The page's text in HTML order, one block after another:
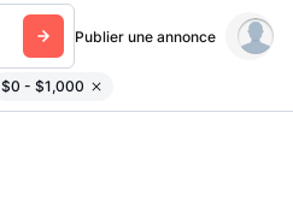
Publier une annonce
$0 - $1,000